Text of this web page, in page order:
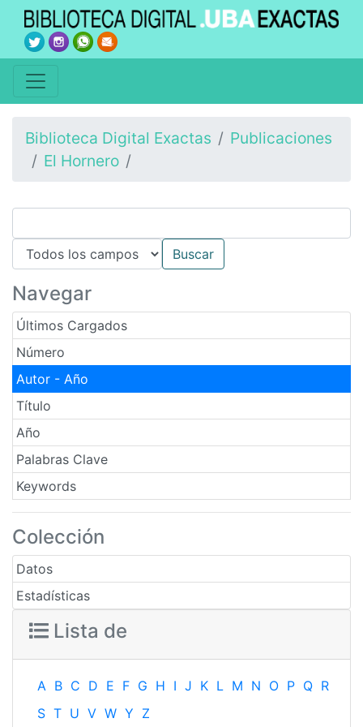
Biblioteca Digital Exactas
Publicaciones
El Hornero
Navegar
Últimos Cargados
Número
Autor - Año
Título
Año
Palabras Clave
Keywords
Colección
Datos
Estadísticas
Lista de
A B C D E F G H I J K L M N O P Q R
S T U V W Y Z